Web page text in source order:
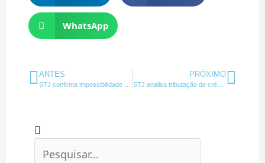
WhatsApp
Anterior
ANTES PRÓXIMO
STJ analisa tributação de crédito do reintegra
Pesquisar